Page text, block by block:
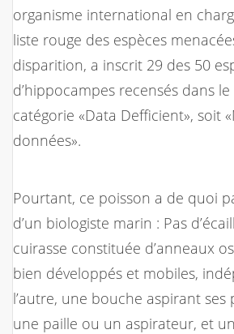
organisme international en
liste rouge des espèces
disparition, a inscrit 29 des 50
d’hippocampes recensés dans
catégorie «Data Defficient», soit
données».
Pourtant, ce poisson a de quoi
d’un biologiste marin : Pas
cuirasse constituée d’anneaux
bien développés et mobiles,
l’autre, une bouche aspirant ses
une paille ou un aspirateur, et